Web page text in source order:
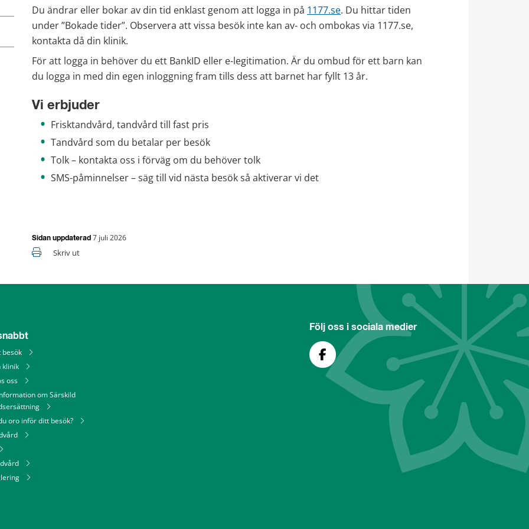
Du ändrar eller bokar av din tid enklast genom att logga in på 1177.se. Du hittar tiden
under ”Bokade tider”. Observera att vissa besök inte kan av- och ombokas via 1177.se,
kontakta då din klinik.
För att logga in behöver du ett BankID eller e-legitimation. Är du ombud för ett barn kan
du logga in med din egen inloggning fram tills dess att barnet har fyllt 13 år.
Vi erbjuder
Frisktandvård, tandvård till fast pris
Tandvård som du betalar per besök
Tolk – kontakta oss i förväg om du behöver tolk
SMS-påminnelser – säg till vid nästa besök så aktiverar vi det
Sidan uppdaterad 7 juli 2026
Skriv ut
besök
klinik
oss
om Särskild
oro inför ditt besök?
Följ oss i sociala medier